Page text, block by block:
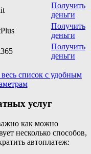
Получить
деньги
Получить
деньги
Получить
деньги
список с удобным
услуг
как можно
несколько способов,
автоплатеж: